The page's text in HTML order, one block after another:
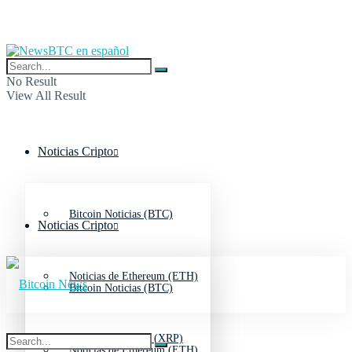
No Result
View All Result
Noticias Cripto
Bitcoin Noticias (BTC)
Noticias de Ethereum (ETH)
Noticias de Ripple (XRP)
Noticias Cripto
Bitcoin Noticias (BTC)